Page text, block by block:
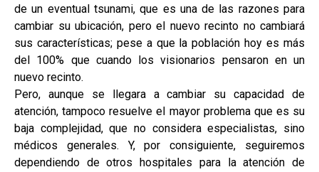
de un eventual tsunami, que es una de las razones para
cambiar su ubicación, pero el nuevo recinto no cambiará
sus características; pese a que la población hoy es más
del 100% que cuando los visionarios pensaron en un
nuevo recinto.
Pero, aunque se llegara a cambiar su capacidad de
atención, tampoco resuelve el mayor problema que es su
baja complejidad, que no considera especialistas, sino
médicos generales. Y, por consiguiente, seguiremos
dependiendo de otros hospitales para la atención de